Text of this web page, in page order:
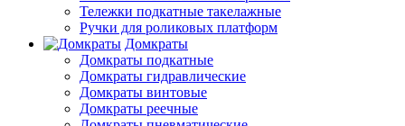
Тележки подкатные такелажные
Ручки для роликовых платформ
Домкраты
Домкраты подкатные
Домкраты гидравлические
Домкраты винтовые
Домкраты реечные